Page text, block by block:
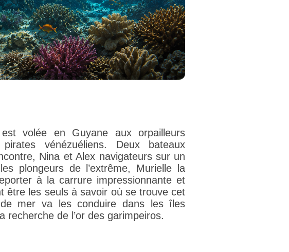
volée en Guyane aux orpailleurs
vénézuéliens. Deux bateaux
Nina et Alex navigateurs sur un
plongeurs de l’extrême, Murielle la
à la carrure impressionnante et
être les seuls à savoir où se trouve cet
mer va les conduire dans les îles
recherche de l’or des garimpeiros.